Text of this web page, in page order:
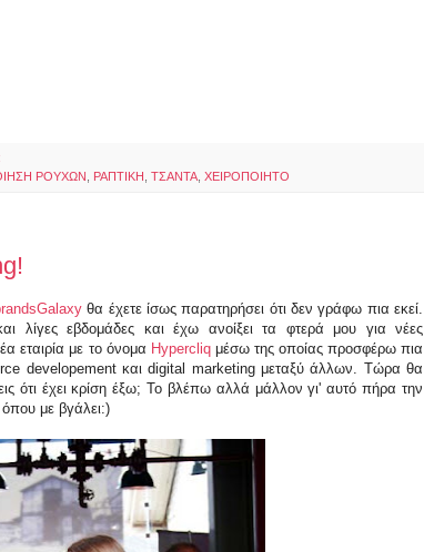
ΡΟΥΧΩΝ ΡΑΠΤΙΚΗ ΤΣΑΝΤΑ ΧΕΙΡΟΠΟΙΗΤΟ
θα έχετε ίσως παρατηρήσει ότι δεν γράφω πια εκεί.
λίγες εβδομάδες και έχω ανοίξει τα φτερά μου για νέες
εταιρία με το όνομα Hypercliqμέσω της οποίας προσφέρω πια
developement και digital marketing μεταξύ άλλων. Τώρα θα
ότι έχει κρίση έξω; Το βλέπω αλλά μάλλον γι' αυτό πήρα την
με βγάλει:)